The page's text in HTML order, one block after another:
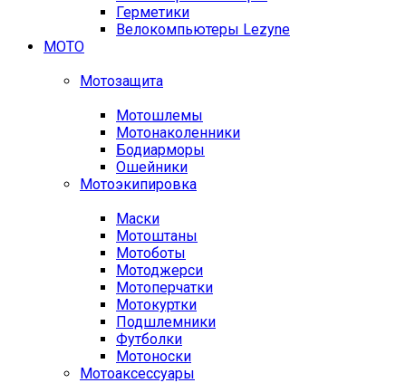
Герметики
Велокомпьютеры Lezyne
МОТО
Мотозащита
Мотошлемы
Мотонаколенники
Бодиарморы
Ошейники
Мотоэкипировка
Маски
Мотоштаны
Мотоботы
Мотоджерси
Мотоперчатки
Мотокуртки
Подшлемники
Футболки
Мотоноски
Мотоаксессуары